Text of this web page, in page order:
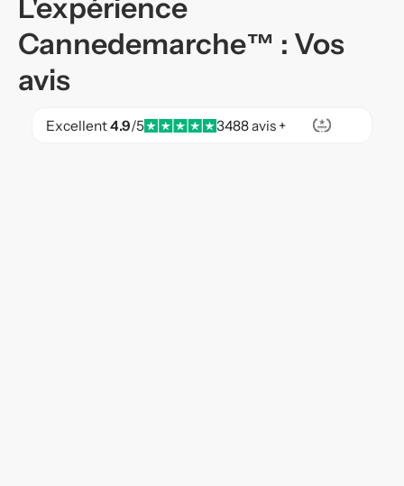
L'expérience
Cannedemarche™ : Vos
avis
Excellent4.9/5 3488 avis +